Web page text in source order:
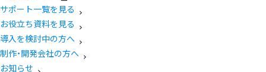
サポート一覧を見る
お役立ち資料を見る
導入を検討中の方へ
制作・開発会社の方へ
お知らせ